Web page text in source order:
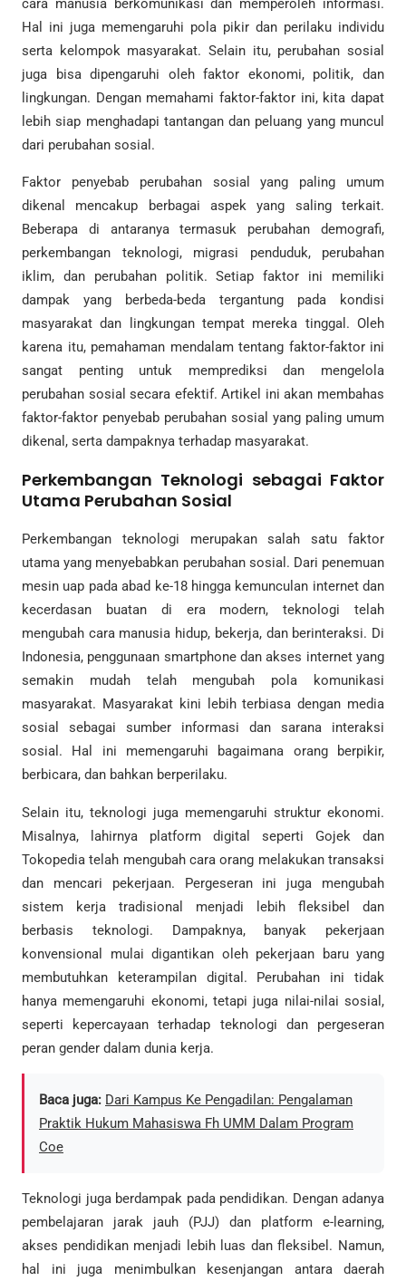
cara manusia berkomunikasi dan memperoleh informasi.
Hal ini juga memengaruhi pola pikir dan perilaku individu
serta kelompok masyarakat. Selain itu, perubahan sosial
juga bisa dipengaruhi oleh faktor ekonomi, politik, dan
lingkungan. Dengan memahami faktor-faktor ini, kita dapat
lebih siap menghadapi tantangan dan peluang yang muncul
dari perubahan sosial.
Faktor penyebab perubahan sosial yang paling umum
dikenal mencakup berbagai aspek yang saling terkait.
Beberapa di antaranya termasuk perubahan demografi,
perkembangan teknologi, migrasi penduduk, perubahan
iklim, dan perubahan politik. Setiap faktor ini memiliki
dampak yang berbeda-beda tergantung pada kondisi
masyarakat dan lingkungan tempat mereka tinggal. Oleh
karena itu, pemahaman mendalam tentang faktor-faktor ini
sangat penting untuk memprediksi dan mengelola
perubahan sosial secara efektif. Artikel ini akan membahas
faktor-faktor penyebab perubahan sosial yang paling umum
dikenal, serta dampaknya terhadap masyarakat.
Perkembangan Teknologi sebagai Faktor
Utama Perubahan Sosial
Perkembangan teknologi merupakan salah satu faktor
utama yang menyebabkan perubahan sosial. Dari penemuan
mesin uap pada abad ke-18 hingga kemunculan internet dan
kecerdasan buatan di era modern, teknologi telah
mengubah cara manusia hidup, bekerja, dan berinteraksi. Di
Indonesia, penggunaan smartphone dan akses internet yang
semakin mudah telah mengubah pola komunikasi
masyarakat. Masyarakat kini lebih terbiasa dengan media
sosial sebagai sumber informasi dan sarana interaksi
sosial. Hal ini memengaruhi bagaimana orang berpikir,
berbicara, dan bahkan berperilaku.
Selain itu, teknologi juga memengaruhi struktur ekonomi.
Misalnya, lahirnya platform digital seperti Gojek dan
Tokopedia telah mengubah cara orang melakukan transaksi
dan mencari pekerjaan. Pergeseran ini juga mengubah
sistem kerja tradisional menjadi lebih fleksibel dan
berbasis teknologi. Dampaknya, banyak pekerjaan
konvensional mulai digantikan oleh pekerjaan baru yang
membutuhkan keterampilan digital. Perubahan ini tidak
hanya memengaruhi ekonomi, tetapi juga nilai-nilai sosial,
seperti kepercayaan terhadap teknologi dan pergeseran
peran gender dalam dunia kerja.
Baca juga: Dari Kampus Ke Pengadilan: Pengalaman
Praktik Hukum Mahasiswa Fh UMM Dalam Program
Coe
Teknologi juga berdampak pada pendidikan. Dengan adanya
pembelajaran jarak jauh (PJJ) dan platform e-learning,
akses pendidikan menjadi lebih luas dan fleksibel. Namun,
hal ini juga menimbulkan kesenjangan antara daerah